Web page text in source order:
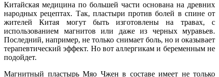
Китайская медицина по большей части основана на древних
народных рецептах. Так, пластыри против болей в спине от
жителей Китая могут быть изготовлены на травах, с
использованием магнитов или даже из черных муравьев.
Последний, например, не только снимает боль, но и оказывает
терапевтический эффект. Но вот аллергикам и беременным не
подойдет.
Магнитный пластырь Мяо Чжен в составе имеет не только